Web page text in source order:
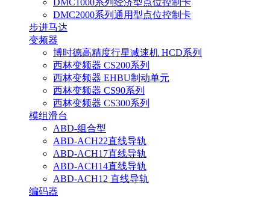
DMC2000系列通用型点位控制卡
步进马达
变频器
博时德高精度行星减速机 HCD系列
西林变频器 CS200系列
西林变频器 EHBU制动单元
西林变频器 CS90系列
西林变频器 CS300系列
模组滑台
ABD-组合型
ABD-ACH22直线导轨
ABD-ACH17直线导轨
ABD-ACH14直线导轨
ABD-ACH12 直线导轨
编码器